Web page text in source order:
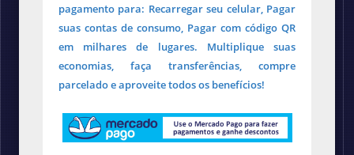
pagamento para: Recarregar seu celular, Pagar
suas contas de consumo, Pagar com código QR
em milhares de lugares. Multiplique suas
economias, faça transferências, compre
parcelado e aproveite todos os benefícios!